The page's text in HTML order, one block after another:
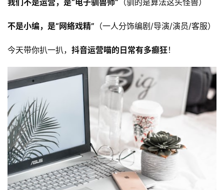
我们不是运营，是“电子驯兽师”​ ​（驯的是算法这头怪兽）
不是小编，是“网络戏精”​ ​（一人分饰编剧/导演/演员/客服）
今天带你扒一扒，​ 抖音运营喵的日常有多癫狂！